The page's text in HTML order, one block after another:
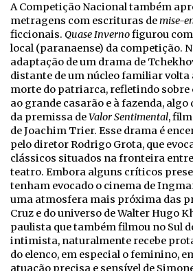
A Competição Nacional também
metragens com escrituras demise-
ficcionais. Quase Invernofigurou
local (paranaense) da competição.
adaptação de um drama de
distante de um núcleo familiar volta
morte do patriarca, refletindo sobre
ao grande casarão e à fazenda, algo
da premissa deValor Sentimental,
de Joachim Trier. Esse drama é
pelo diretor Rodrigo Grota, que
clássicos situados na fronteira
teatro. Embora alguns críticos
tenham evocado o cinema de
uma atmosfera mais próxima das
Cruz e do universo de Walter Hugo
paulista que também filmou no Sul
intimista, naturalmente recebe
do elenco, em especial o feminino,
atuação precisa e sensível de